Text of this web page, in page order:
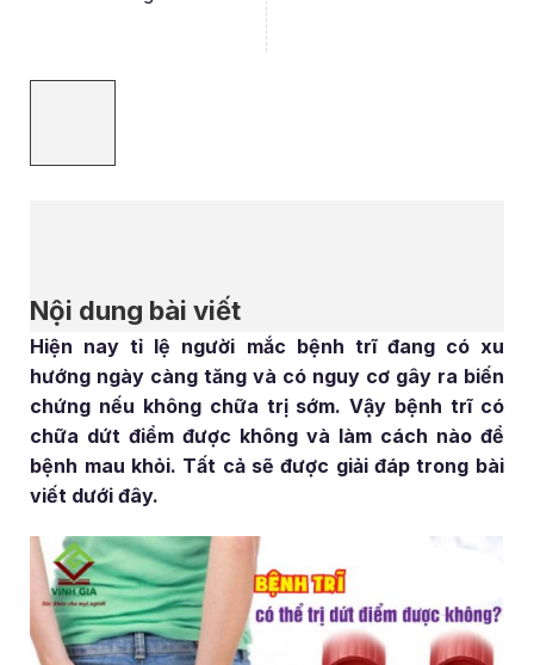
Nội dung bài viết
Hiện nay tỉ lệ người mắc bệnh trĩ đang có xu
hướng ngày càng tăng và có nguy cơ gây ra biến
chứng nếu không chữa trị sớm. Vậy bệnh trĩ có
chữa dứt điểm được không và làm cách nào để
bệnh mau khỏi. Tất cả sẽ được giải đáp trong bài
viết dưới đây.